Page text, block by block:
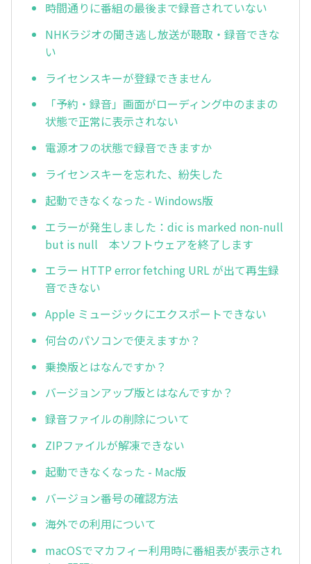
時間通りに番組の最後まで録音されていない
NHKラジオの聞き逃し放送が聴取・録音できな
い
ライセンスキーが登録できません
「予約・録音」画面がローディング中のままの
状態で正常に表示されない
電源オフの状態で録音できますか
ライセンスキーを忘れた、紛失した
起動できなくなった - Windows版
エラーが発生しました：dic is marked non-null
but is null 本ソフトウェアを終了します
エラー HTTP error fetching URL が出て再生録
音できない
Apple ミュージックにエクスポートできない
何台のパソコンで使えますか？
乗換版とはなんですか？
バージョンアップ版とはなんですか？
録音ファイルの削除について
ZIPファイルが解凍できない
起動できなくなった - Mac版
バージョン番号の確認方法
海外での利用について
macOSでマカフィー利用時に番組表が表示され